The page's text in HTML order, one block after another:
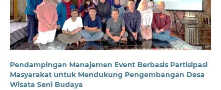
Pendampingan Manajemen Event Berbasis Partisipasi
Masyarakat untuk Mendukung Pengembangan Desa
Wisata Seni Budaya